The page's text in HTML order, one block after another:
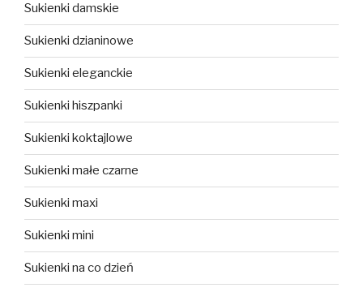
Sukienki damskie
Sukienki dzianinowe
Sukienki eleganckie
Sukienki hiszpanki
Sukienki koktajlowe
Sukienki małe czarne
Sukienki maxi
Sukienki mini
Sukienki na co dzień